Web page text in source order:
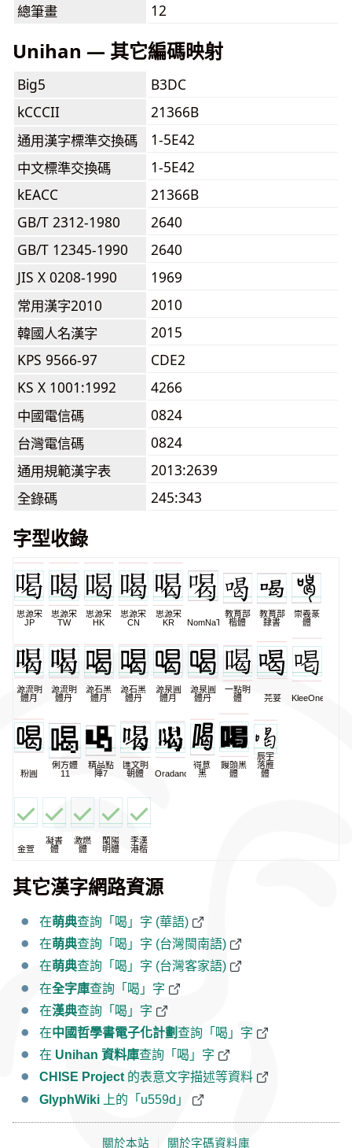
總筆畫
12
Unihan — 其它編碼映射
Big5
B3DC
kCCCII
21366B
通用漢字標準交換碼
1-5E42
中文標準交換碼
1-5E42
kEACC
21366B
GB/T 2312-1980
2640
GB/T 12345-1990
2640
JIS X 0208-1990
1969
常用漢字2010
2010
韓國人名漢字
2015
KPS 9566-97
CDE2
KS X 1001:1992
4266
中國電信碼
0824
台灣電信碼
0824
通用規範漢字表
2013:2639
全錄碼
245:343
字型收錄
思源宋
JP
思源宋
TW
思源宋
HK
思源宋
CN
思源宋
KR
NomNaTong
教育部
楷體
教育部
隸書
崇羲篆
體
源流明
體月
源流明
體丹
源石黑
體月
源石黑
體丹
源泉圓
體月
源泉圓
體丹
一點明
體
芫荽 KleeOne
粉圓
俐方體
11
精品點
陣7
匯文明
朝體
Oradano
得意
黑
饅頭黑
體
辰宇
落雁
體
金萱
凝書
體
激燃
體
蘭陽
明體
李漢
港楷
其它漢字網路資源
在萌典查詢「喝」字 (華語)
在萌典查詢「喝」字 (台灣閩南語)
在萌典查詢「喝」字 (台灣客家語)
在全字庫查詢「喝」字
在漢典查詢「喝」字
在中國哲學書電子化計劃查詢「喝」字
在 Unihan 資料庫查詢「喝」字
CHISE Project 的表意文字描述等資料
GlyphWiki 上的「u559d」
關於本站 關於字碼資料庫